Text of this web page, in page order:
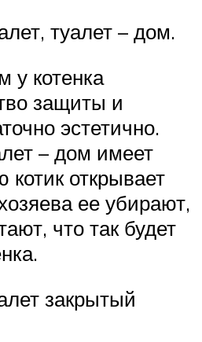
туалет – дом.
у котенка
защиты и
эстетично.
– дом имеет
котик открывает
ее убирают,
что так будет
закрытый